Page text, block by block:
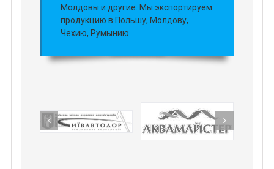
Молдовы и другие. Мы экспортируем
продукцию в Польшу, Молдову,
Чехию, Румынию.